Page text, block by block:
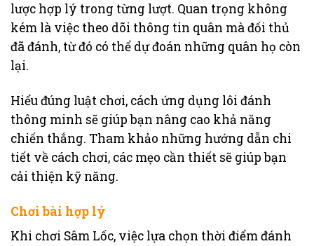
lược hợp lý trong từng lượt. Quan trọng không
kém là việc theo dõi thông tin quân mà đối thủ
đã đánh, từ đó có thể dự đoán những quân họ còn
lại.
Hiểu đúng luật chơi, cách ứng dụng lôi đánh
thông minh sẽ giúp bạn nâng cao khả năng
chiến thắng. Tham khảo những hướng dẫn chi
tiết về cách chơi, các mẹo cần thiết sẽ giúp bạn
cải thiện kỹ năng.
Chơi bài hợp lý
Khi chơi Sâm Lốc, việc lựa chọn thời điểm đánh